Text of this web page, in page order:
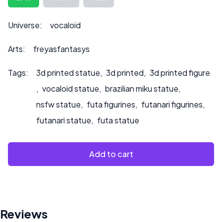
può anche influire sul prezzo.
Contattateci all’indirizzo ***
dipingiamo il prodotto.
Universe: vocaloid
Arts: freyasfantasys
Tags: 3d printed statue, 3d printed, 3d printed figure
, vocaloid statue, brazilian miku statue,
nsfw statue, futa figurines, futanari figurines,
futanari statue, futa statue
Add to cart
Reviews